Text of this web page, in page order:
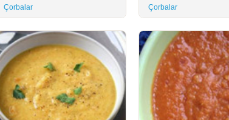
Çorbalar Çorbalar